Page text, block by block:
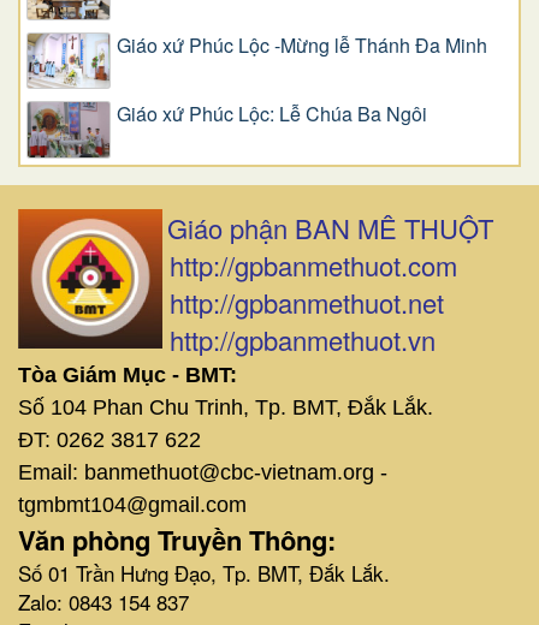
Giáo xứ Phúc Lộc -Mừng lễ Thánh Đa Minh
Giáo xứ Phúc Lộc: Lễ Chúa Ba Ngôi
Giáo phận BAN MÊ THUỘT
http://gpbanmethuot.com
http://gpbanmethuot.net
http://gpbanmethuot.vn
Tòa Giám Mục - BMT:
Số 104 Phan Chu Trinh, Tp. BMT, Đắk Lắk.
ĐT: 0262 3817 622
Email: banmethuot@cbc-vietnam.org -
tgmbmt104@gmail.com
Văn phòng Truyền Thông:
Số 01 Trần Hưng Đạo, Tp. BMT, Đắk Lắk.
Zalo: 0843 154 837